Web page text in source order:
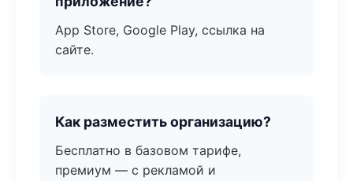
App Store, Google Play, ссылка на
сайте.
Как разместить организацию?
Бесплатно в базовом тарифе,
премиум — с рекламой и